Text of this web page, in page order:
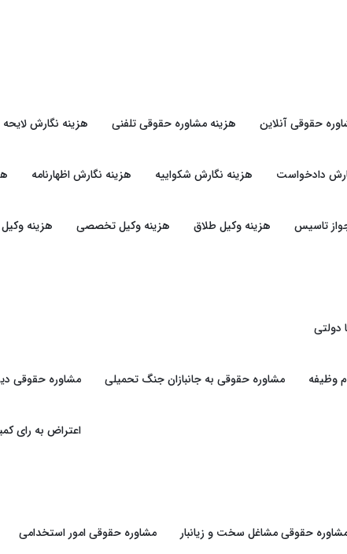
حقوقی آنلاین هزینه مشاوره حقوقی تلفنی هزینه نگارش لایحه
دادخواست هزینه نگارش شکواییه هزینه نگارش اظهارنامه
تاسیس هزینه وکیل طلاق هزینه وکیل تخصصی هزینه
دولتی
وظیفه مشاوره حقوقی به جانبازان جنگ تحمیلی مشاوره حقوقی
اعتراض به رای
حقوقی مشاغل سخت و زیانبار مشاوره حقوقی امور استخدامی